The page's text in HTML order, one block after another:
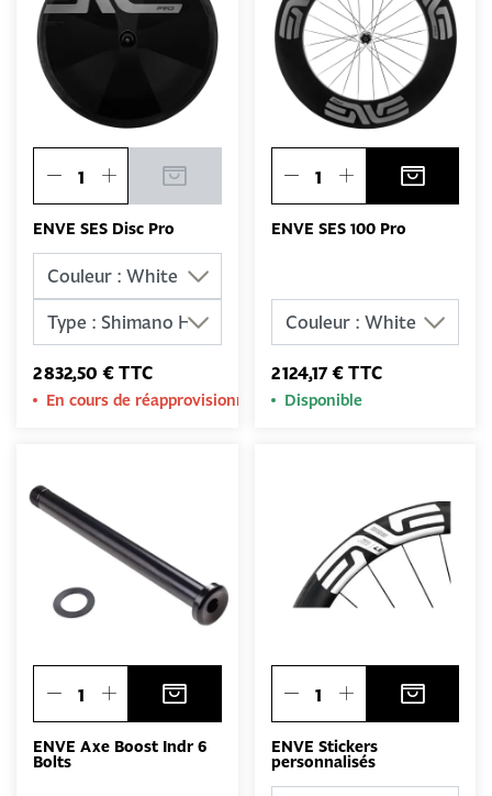
ENVE SES Disc Pro
2 832,50 € TTC
En cours de réapprovisionnement
ENVE SES 100 Pro
2 124,17 € TTC
Disponible
ENVE Axe Boost Indr 6
Bolts
ENVE Stickers
personnalisés